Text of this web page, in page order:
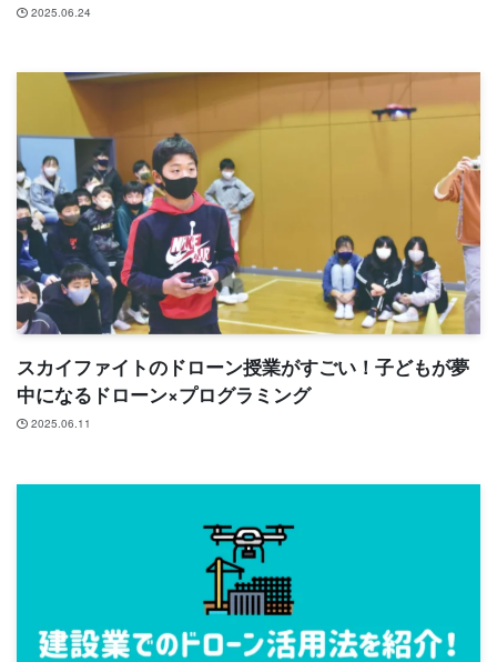
2025.06.24
スカイファイトのドローン授業がすごい！子どもが夢
中になるドローン×プログラミング
2025.06.11